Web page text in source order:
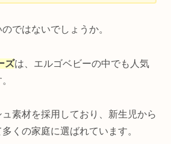
ではないでしょうか。
ズは、エルゴベビーの中でも人気
素材を採用しており、新生児から
くの家庭に選ばれています。